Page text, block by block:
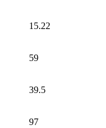
15.22
59
39.5
97